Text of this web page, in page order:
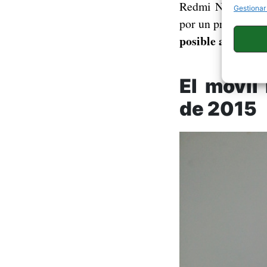
Redmi Note 2.
por un
posible a un
El móvil
de 2015